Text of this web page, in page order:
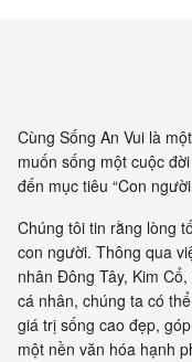
Cùng Sống An Vui là
muốn sống một cuộc
đến mục tiêu “Con
Chúng tôi tin rằng lòng
con người. Thông qua
nhân Đông Tây, Kim
cá nhân, chúng ta có
giá trị sống cao đẹp,
một nền văn hóa hạnh